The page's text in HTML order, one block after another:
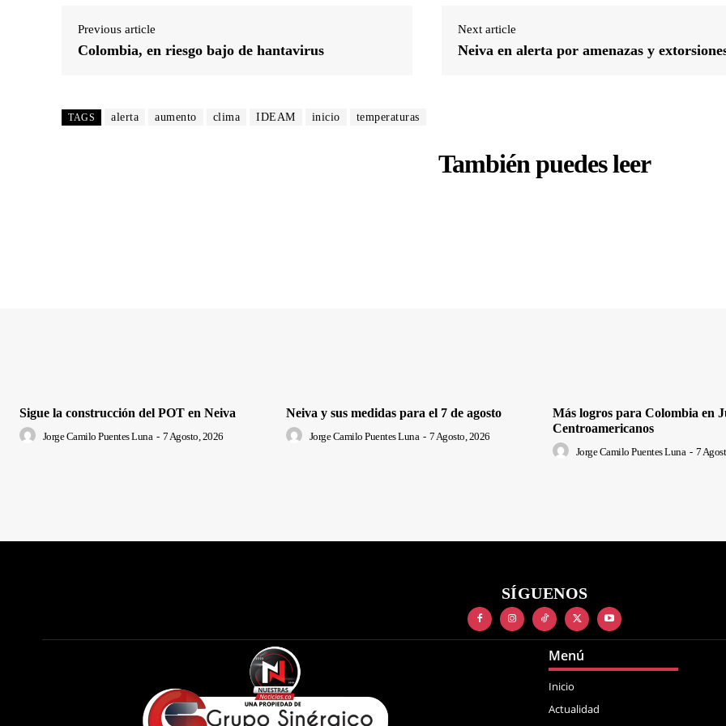
Previous article
Colombia, en riesgo bajo de hantavirus
Next article
Neiva en alerta por amenazas y
TAGS alerta aumento clima IDEAM inicio temperaturas
También puedes leer
Sigue la construcción del POT en Neiva
Jorge Camilo Puentes Luna - 7 Agosto, 2026
Neiva y sus medidas para el 7 de agosto
Jorge Camilo Puentes Luna - 7 Agosto, 2026
Más logros para Colombia en
Centroamericanos
Jorge Camilo Puentes Luna - 7
SÍGUENOS
Menú
Inicio
Actualidad